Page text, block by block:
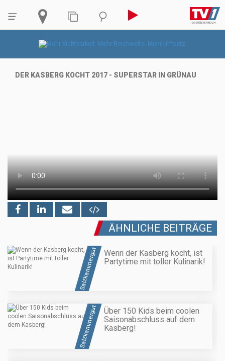
DER KASBERG KOCHT 2017 - SUPERSTAR IN GRÜNAU
ÄHNLICHE BEITRÄGE
Salzkammergut
Wenn der Kasberg kocht, ist
Partytime mit toller Kulinarik!
Salzkammergut
Über 150 Kids beim coolen
Saisonabschluss auf dem
Kasberg!